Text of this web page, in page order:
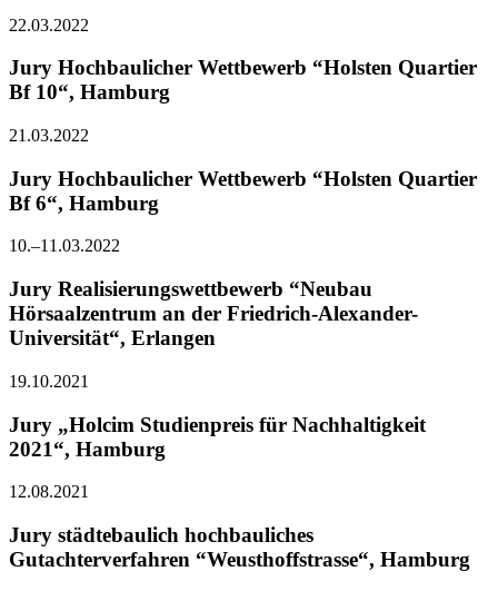
22.03.2022
Jury Hochbaulicher Wettbewerb “Holsten Quartier
Bf 10“, Hamburg
21.03.2022
Jury Hochbaulicher Wettbewerb “Holsten Quartier
Bf 6“, Hamburg
10.–11.03.2022
Jury Realisierungswettbewerb “Neubau
Hörsaalzentrum an der Friedrich-Alexander-
Universität“, Erlangen
19.10.2021
Jury „Holcim Studienpreis für Nachhaltigkeit
2021“, Hamburg
12.08.2021
Jury städtebaulich hochbauliches
Gutachterverfahren “Weusthoffstrasse“, Hamburg